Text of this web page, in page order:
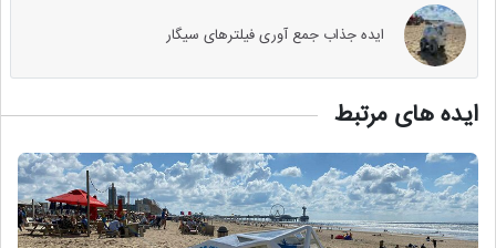
ایده جذاب جمع آوری فیلترهای سیگار
ایده های مرتبط